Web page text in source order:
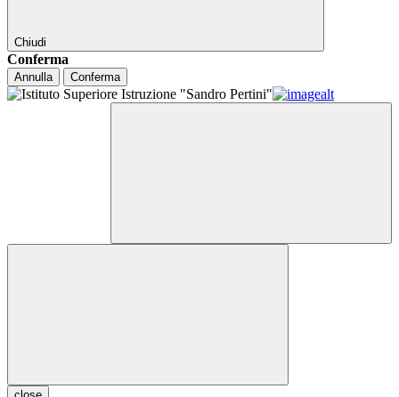
Chiudi
Conferma
Annulla Conferma